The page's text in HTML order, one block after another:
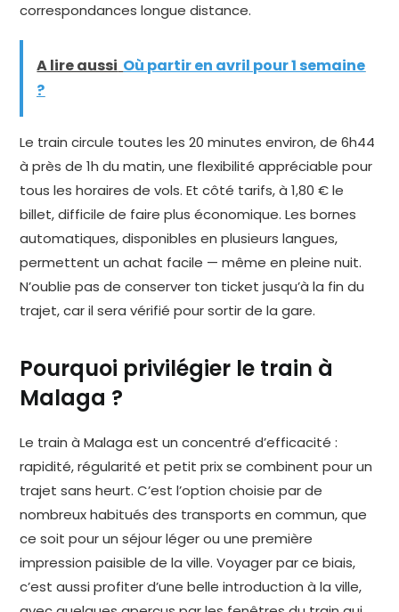
correspondances longue distance.
A lire aussi Où partir en avril pour 1 semaine
?
Le train circule toutes les 20 minutes environ, de 6h44
à près de 1h du matin, une flexibilité appréciable pour
tous les horaires de vols. Et côté tarifs, à 1,80 € le
billet, difficile de faire plus économique. Les bornes
automatiques, disponibles en plusieurs langues,
permettent un achat facile — même en pleine nuit.
N’oublie pas de conserver ton ticket jusqu’à la fin du
trajet, car il sera vérifié pour sortir de la gare.
Pourquoi privilégier le train à
Malaga ?
Le train à Malaga est un concentré d’efficacité :
rapidité, régularité et petit prix se combinent pour un
trajet sans heurt. C’est l’option choisie par de
nombreux habitués des transports en commun, que
ce soit pour un séjour léger ou une première
impression paisible de la ville. Voyager par ce biais,
c’est aussi profiter d’une belle introduction à la ville,